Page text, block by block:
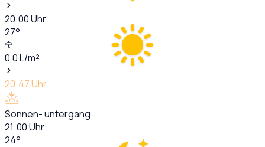
20:00Uhr
27°
0,0L/m²
20:47Uhr
Sonnen- untergang
21:00Uhr
24°